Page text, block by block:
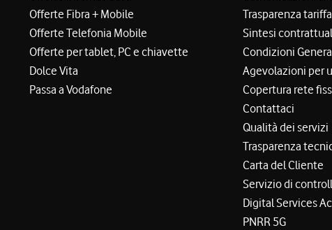
Offerte Fibra + Mobile
Offerte Telefonia Mobile
Offerte per tablet, PC e chiavette
Dolce Vita
Passa a Vodafone
Trasparenza
Sintesi
Condizioni
Agevolazioni per
Copertura rete
Contattaci
Qualità dei servizi
Trasparenza
Carta del Cliente
Servizio di
Digital Services
PNRR 5G